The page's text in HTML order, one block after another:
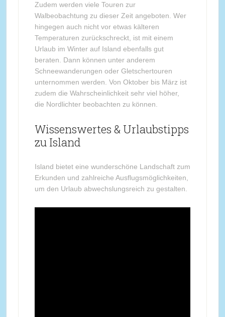
Zudem werden viele Touren zur
Walbeobachtung zu dieser Zeit angeboten. Wer
hingegen auch nicht vor etwas kälteren
Temperaturen zurückschreckt, ist mit einem
Urlaub im Winter auf Island ebenfalls gut
beraten. Dann können unter anderem
Schneewanderungen oder Gletschertouren
unternommen werden. Von Oktober bis März ist
zudem die Wahrscheinlichkeit sehr viel höher,
die Nordlichter beobachten zu können.
Wissenswertes & Urlaubstipps
zu Island
Island bietet eine wunderschöne Landschaft zum
Erkunden und zahlreiche Ausflugsmöglichkeiten,
um den Urlaub abwechslungsreich zu gestalten.